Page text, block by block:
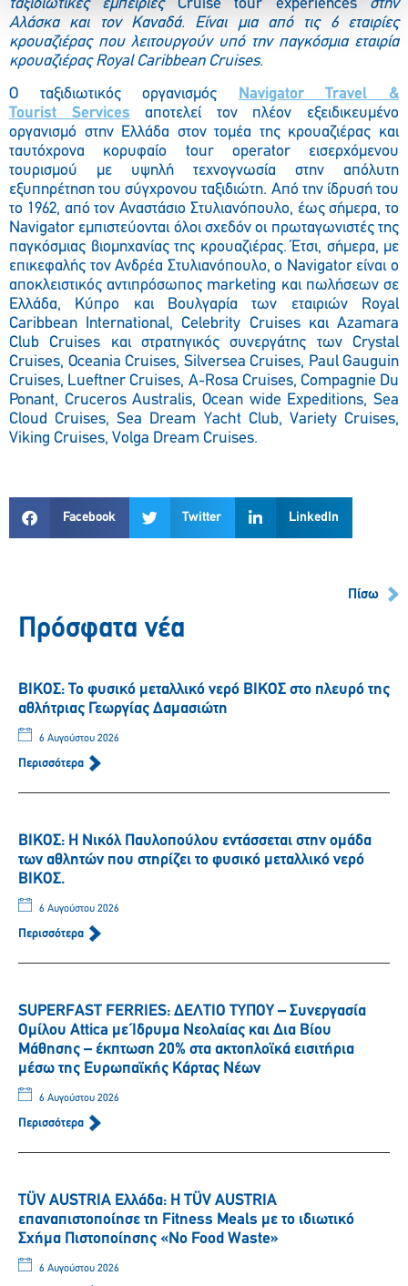
ταξιδιωτικές εμπειρίες Cruise tour experiencesστην
Αλάσκα και τον Καναδά. Είναι μια από τις 6 εταιρίες
κρουαζιέρας που λειτουργούν υπό την παγκόσμια εταιρία
κρουαζιέραςRoyal Caribbean Cruises.
Ο ταξιδιωτικός οργανισμός NavigatorTravel &
Tourist Services αποτελεί τον πλέον εξειδικευμένο
οργανισμό στην Ελλάδα στον τομέα της κρουαζιέρας και
ταυτόχρονα κορυφαίο tour operator εισερχόμενου
τουρισμού με υψηλή τεχνογνωσία στην απόλυτη
εξυπηρέτηση του σύγχρονου ταξιδιώτη. Από την ίδρυσή του
το 1962, από τον Αναστάσιο Στυλιανόπουλο, έως σήμερα, το
Navigator εμπιστεύονται όλοι σχεδόν οι πρωταγωνιστές της
παγκόσμιας βιομηχανίας της κρουαζιέρας. Έτσι, σήμερα, με
επικεφαλής τον Ανδρέα Στυλιανόπουλο, ο Navigator είναι o
αποκλειστικός αντιπρόσωπος marketing και πωλήσεων σε
Ελλάδα, Κύπρο και Βουλγαρία των εταιριών Royal
Caribbean International, Celebrity Cruises και Azamara
Club Cruises και στρατηγικός συνεργάτης των Crystal
Cruises, Oceania Cruises, Silversea Cruises, Paul Gauguin
Cruises, Lueftner Cruises, A-Rosa Cruises, Compagnie Du
Ponant, Cruceros Australis, Ocean wide Expeditions, Sea
Cloud Cruises, Sea Dream Yacht Club, Variety Cruises,
Viking Cruises, Volga Dream Cruises.
Facebook Twitter LinkedIn
Πίσω
Πρόσφατα νέα
ΒΙΚΟΣ: Το φυσικό μεταλλικό νερό ΒΙΚΟΣ στο πλευρό της
αθλήτριας Γεωργίας Δαμασιώτη
6 Αυγούστου 2026
Περισσότερα
ΒΙΚΟΣ: Η Νικόλ Παυλοπούλου εντάσσεται στην ομάδα
των αθλητών που στηρίζει το φυσικό μεταλλικό νερό
ΒΙΚΟΣ.
6 Αυγούστου 2026
Περισσότερα
SUPERFAST FERRIES: ΔΕΛΤΙΟ ΤΥΠΟΥ – Συνεργασία
Ομίλου Attica με Ίδρυμα Νεολαίας και Δια Βίου
Μάθησης – έκπτωση 20% στα ακτοπλοϊκά εισιτήρια
μέσω της Ευρωπαϊκής Κάρτας Νέων
6 Αυγούστου 2026
Περισσότερα
TÜV AUSTRIA Ελλάδα: Η TÜV AUSTRIA
επαναπιστοποίησε τη Fitness Meals με το ιδιωτικό
Σχήμα Πιστοποίησης «No Food Waste»
6 Αυγούστου 2026